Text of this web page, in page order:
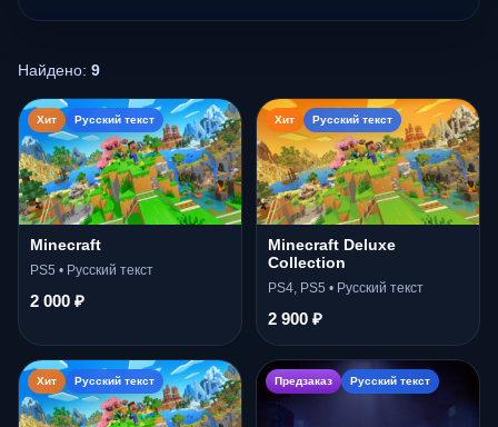
Найдено: 9
Хит Русский текст
Minecraft
PS5 • Русский текст
2 000 ₽
Хит Русский текст
Minecraft Deluxe
Collection
PS4, PS5 • Русский текст
2 900 ₽
Хит Русский текст Предзаказ Русский текст